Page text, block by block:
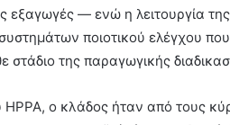
εξαγωγές — ενώ η λειτουργία
ποιοτικού ελέγχου
της παραγωγικής
ο κλάδος ήταν από τους